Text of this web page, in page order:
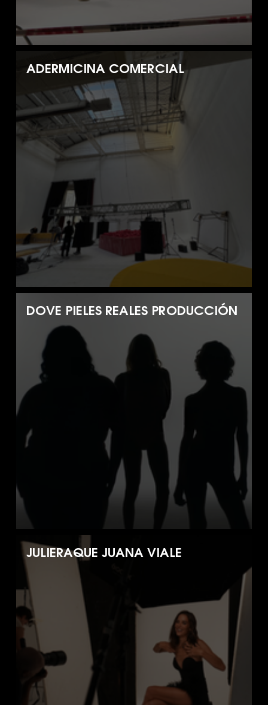
ADERMICINA COMERCIAL
DOVE PIELES REALES PRODUCCIÓN
JULIERAQUE JUANA VIALE